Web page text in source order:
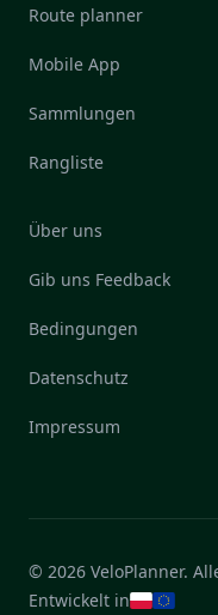
Route planner
Mobile App
Sammlungen
Rangliste
Über uns
Gib uns Feedback
Bedingungen
Datenschutz
Impressum
© 2026 VeloPlanner.
Entwickelt in